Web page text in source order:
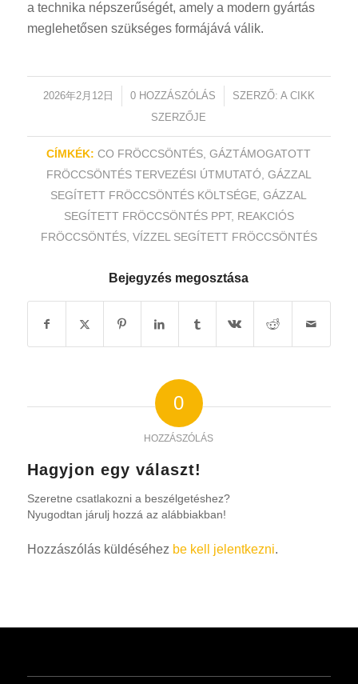
a technika népszerűségét, amely a modern gyártás
meglehetősen szükséges formájává válik.
2026年2月12日
/ 0 HOZZÁSZÓLÁS
/ SZERZŐ: A CIKK
SZERZŐJE
CÍMKÉK: CO FRÖCCSÖNTÉS ,GÁZTÁMOGATOTT
FRÖCCSÖNTÉS TERVEZÉSI ÚTMUTATÓ GÁZZAL
SEGÍTETT FRÖCCSÖNTÉS KÖLTSÉGE ,GÁZZAL
SEGÍTETT FRÖCCSÖNTÉS PPT, REAKCIÓS
FRÖCCSÖNTÉS, VÍZZEL SEGÍTETT FRÖCCSÖNTÉS
Bejegyzés megosztása
0
HOZZÁSZÓLÁS
Hagyjon egy választ!
Szeretne csatlakozni a beszélgetéshez?
Nyugodtan járulj hozzá az alábbiakban!
Hozzászólás küldéséhez be kell jelentkezni.